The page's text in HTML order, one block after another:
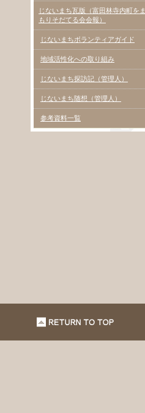
じないまち瓦版（富田林寺内町をま
もりそだてる会会報）
じないまちボランティアガイド
地域活性化への取り組み
じないまち探訪記（管理人）
じないまち随想（管理人）
参考資料一覧